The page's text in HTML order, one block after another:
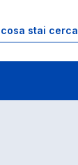
a.a. 2014-2015